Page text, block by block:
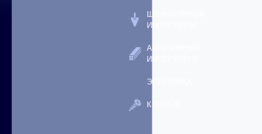
ШТУКАТУРНЫЙ
ИНСТРУМЕНТ
АБРАЗИВНЫЙ
ИНСТРУМЕНТ
ЭЛЕКТРИКА
КРЕПЕЖ